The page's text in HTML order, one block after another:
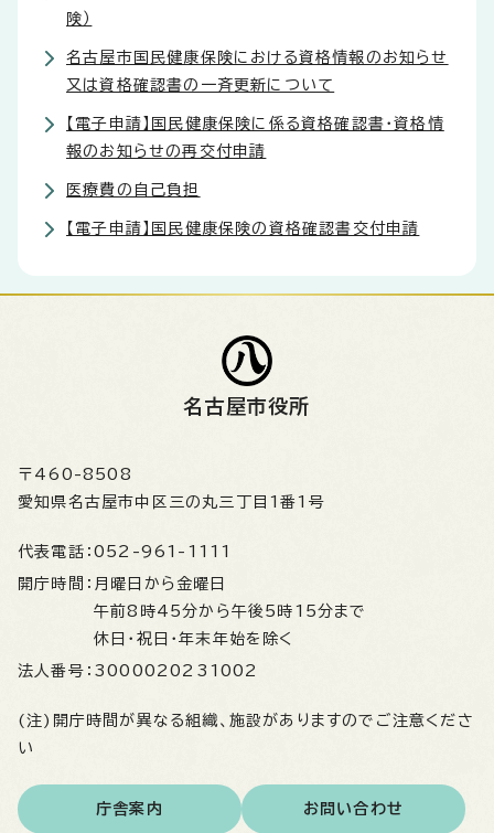
険）
名古屋市国民健康保険における資格情報のお知らせ
又は資格確認書の一斉更新について
【電子申請】国民健康保険に係る資格確認書・資格情
報のお知らせの再交付申請
医療費の自己負担
【電子申請】国民健康保険の資格確認書交付申請
名古屋市役所
〒460-8508
愛知県名古屋市中区三の丸三丁目1番1号
代表電話： 052-961-1111
開庁時間： 月曜日から金曜日
午前8時45分から午後5時15分まで
休日・祝日・年末年始を除く
法人番号： 3000020231002
(注)開庁時間が異なる組織、施設がありますのでご注意くださ
い
庁舎案内 お問い合わせ